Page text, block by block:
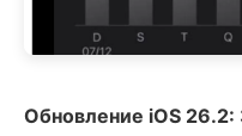
Обновление iOS 26.2: